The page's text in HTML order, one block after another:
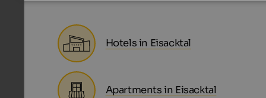
Hotels in Eisacktal
Apartments in Eisacktal